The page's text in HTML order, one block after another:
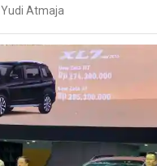
Yudi Atmaja